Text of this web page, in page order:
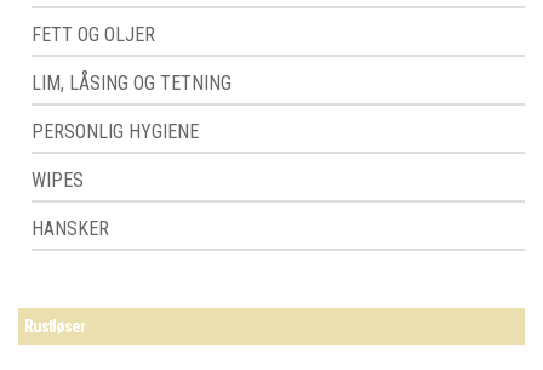
FETT OG OLJER
LIM, LÅSING OG TETNING
PERSONLIG HYGIENE
WIPES
HANSKER
Rustløser